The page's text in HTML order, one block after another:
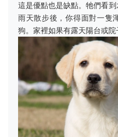
這是優點也是缺點。牠們看
雨天散步後，你得面對一隻
狗。家裡如果有露天陽台或院